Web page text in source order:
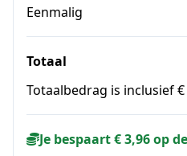
Eenmalig
Totaal
Totaalbedrag is inclusief
Je bespaart € 3,96 op